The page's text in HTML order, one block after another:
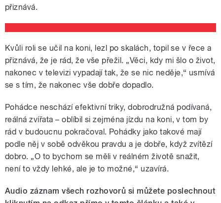
přiznává.
Kvůli roli se učil na koni, lezl po skalách, topil se v řece a
přiznává, že je rád, že vše přežil. „Věci, kdy mi šlo o život,
nakonec v televizi vypadají tak, že se nic neděje,“ usmívá
se s tím, že nakonec vše dobře dopadlo.
Pohádce neschází efektivní triky, dobrodružná podívaná,
reálná zvířata – oblíbil si zejména jízdu na koni, v tom by
rád v budoucnu pokračoval. Pohádky jako takové mají
podle něj v sobě odvěkou pravdu a je dobře, když zvítězí
dobro. „O to bychom se měli v reálném životě snažit,
není to vždy lehké, ale je to možné,“ uzavírá.
Audio záznam všech rozhovorů si můžete poslechnout